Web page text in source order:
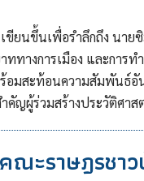
ยนขึ้นเพื่อรำลึกถึง นาย
ทางการเมือง และการ
มสะท้อนความสัมพันธ์อั
ญผู้ร่วมสร้างประวัติศาส
ะราษฎรชา